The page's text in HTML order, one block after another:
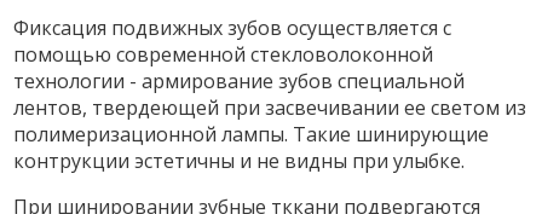
Фиксация подвижных зубов осуществляется с
помощью современной стекловолоконной
технологии - армирование зубов специальной
лентов, твердеющей при засвечивании ее светом из
полимеризационной лампы. Такие шинирующие
контрукции эстетичны и не видны при улыбке.
При шинировании зубные тккани подвергаются